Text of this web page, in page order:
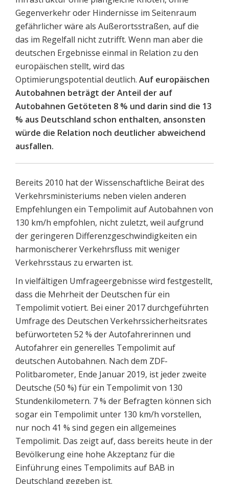
Gegenverkehr oder Hindernisse im Seitenraum
gefährlicher wäre als Außerortsstraßen, auf die
das im Regelfall nicht zutrifft. Wenn man aber die
deutschen Ergebnisse einmal in Relation zu den
europäischen stellt, wird das
Optimierungspotential deutlich. Auf europäischen
Autobahnen beträgt der Anteil der auf
Autobahnen Getöteten 8 % und darin sind die 13
% aus Deutschland schon enthalten, ansonsten
würde die Relation noch deutlicher abweichend
ausfallen.
Bereits 2010 hat der Wissenschaftliche Beirat des
Verkehrsministeriums neben vielen anderen
Empfehlungen ein Tempolimit auf Autobahnen von
130 km/h empfohlen, nicht zuletzt, weil aufgrund
der geringeren Differenzgeschwindigkeiten ein
harmonischerer Verkehrsfluss mit weniger
Verkehrsstaus zu erwarten ist.
In vielfältigen Umfrageergebnisse wird festgestellt,
dass die Mehrheit der Deutschen für ein
Tempolimit votiert. Bei einer 2017 durchgeführten
Umfrage des Deutschen Verkehrssicherheitsrates
befürworteten 52 % der Autofahrerinnen und
Autofahrer ein generelles Tempolimit auf
deutschen Autobahnen. Nach dem ZDF-
Politbarometer, Ende Januar 2019, ist jeder zweite
Deutsche (50 %) für ein Tempolimit von 130
Stundenkilometern. 7 % der Befragten können sich
sogar ein Tempolimit unter 130 km/h vorstellen,
nur noch 41 % sind gegen ein allgemeines
Tempolimit. Das zeigt auf, dass bereits heute in der
Bevölkerung eine hohe Akzeptanz für die
Einführung eines Tempolimits auf BAB in
Deutschland gegeben ist.